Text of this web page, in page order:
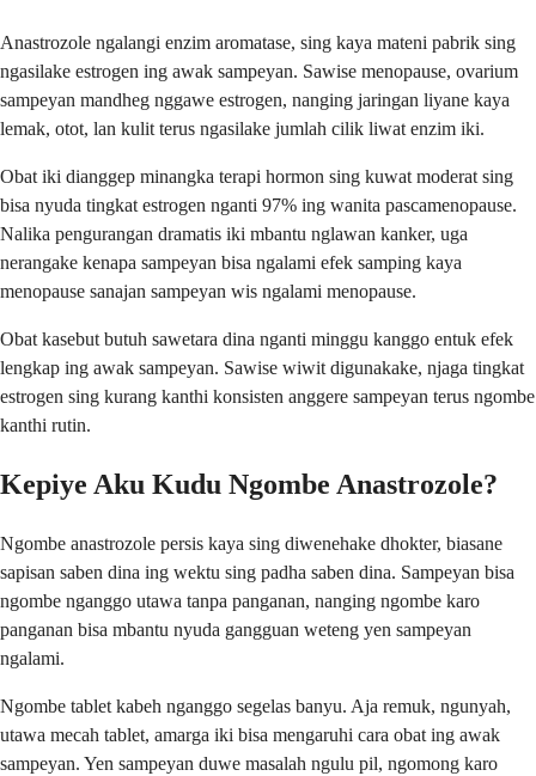
Anastrozole ngalangi enzim aromatase, sing kaya mateni pabrik sing
ngasilake estrogen ing awak sampeyan. Sawise menopause, ovarium
sampeyan mandheg nggawe estrogen, nanging jaringan liyane kaya
lemak, otot, lan kulit terus ngasilake jumlah cilik liwat enzim iki.
Obat iki dianggep minangka terapi hormon sing kuwat moderat sing
bisa nyuda tingkat estrogen nganti 97% ing wanita pascamenopause.
Nalika pengurangan dramatis iki mbantu nglawan kanker, uga
nerangake kenapa sampeyan bisa ngalami efek samping kaya
menopause sanajan sampeyan wis ngalami menopause.
Obat kasebut butuh sawetara dina nganti minggu kanggo entuk efek
lengkap ing awak sampeyan. Sawise wiwit digunakake, njaga tingkat
estrogen sing kurang kanthi konsisten anggere sampeyan terus ngombe
kanthi rutin.
Kepiye Aku Kudu Ngombe Anastrozole?
Ngombe anastrozole persis kaya sing diwenehake dhokter, biasane
sapisan saben dina ing wektu sing padha saben dina. Sampeyan bisa
ngombe nganggo utawa tanpa panganan, nanging ngombe karo
panganan bisa mbantu nyuda gangguan weteng yen sampeyan
ngalami.
Ngombe tablet kabeh nganggo segelas banyu. Aja remuk, ngunyah,
utawa mecah tablet, amarga iki bisa mengaruhi cara obat ing awak
sampeyan. Yen sampeyan duwe masalah ngulu pil, ngomong karo